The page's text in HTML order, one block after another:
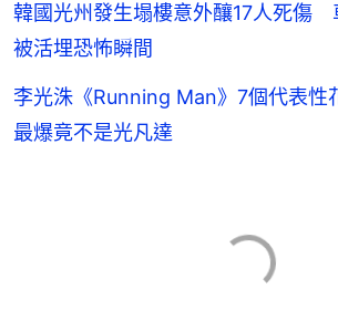
韓國光州發生塌樓意外釀17人死傷
被活埋恐怖瞬間
李光洙《Running Man》7個代表
最爆竟不是光凡達